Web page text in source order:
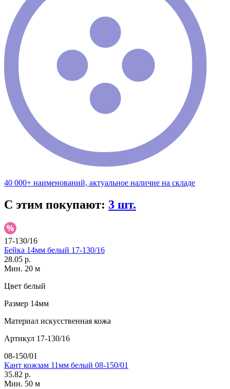
40 000+ наименований, актуальное наличие на складе
С этим покупают: 3 шт.
17-130/16
Бейка 14мм белый 17-130/16
28.05 р.
Мин. 20 м
Цвет белый
Размер 14мм
Материал искусственная кожа
Артикул 17-130/16
08-150/01
Кант кожзам 11мм белый 08-150/01
35.82 р.
Мин. 50 м